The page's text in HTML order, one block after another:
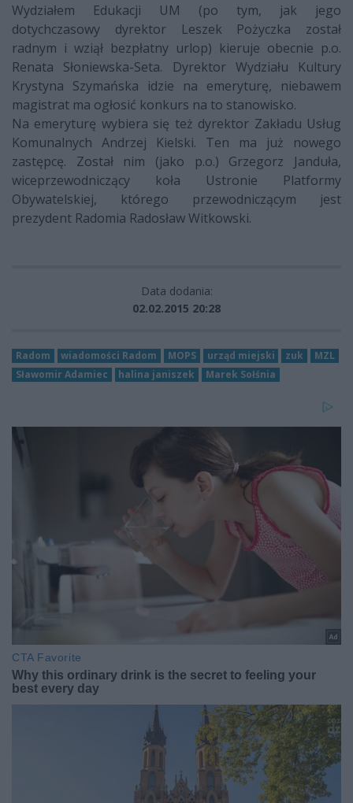
Wydziałem Edukacji UM (po tym, jak jego
dotychczasowy dyrektor Leszek Pożyczka został
radnym i wziął bezpłatny urlop) kieruje obecnie p.o.
Renata Słoniewska-Seta. Dyrektor Wydziału Kultury
Krystyna Szymańska idzie na emeryturę, niebawem
magistrat ma ogłosić konkurs na to stanowisko.
Na emeryturę wybiera się też dyrektor Zakładu Usług
Komunalnych Andrzej Kielski. Ten ma już nowego
zastępcę. Został nim (jako p.o.) Grzegorz Janduła,
wiceprzewodniczący koła Ustronie Platformy
Obywatelskiej, którego przewodniczącym jest
prezydent Radomia Radosław Witkowski.
Data dodania:
02.02.2015 20:28
Radom wiadomości Radom MOPS urząd miejski zuk
MZL
Sławomir Adamiec
halina janiszek Marek Sołśnia